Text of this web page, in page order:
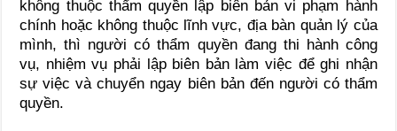
không thuộc thẩm quyền lập biên bản vi phạm hành
chính hoặc không thuộc lĩnh vực, địa bàn quản lý của
mình, thì người có thẩm quyền đang thi hành công
vụ, nhiệm vụ phải lập biên bản làm việc để ghi nhận
sự việc và chuyển ngay biên bản đến người có thẩm
quyền.